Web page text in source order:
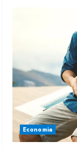
Economia